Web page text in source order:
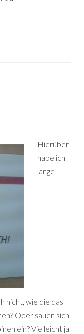
Hierüber
habe ich
lange
nicht, wie die das
Oder sauen sich
ein? Vielleicht ja